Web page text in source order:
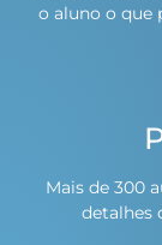
o aluno o que
Mais de 300
detalhes